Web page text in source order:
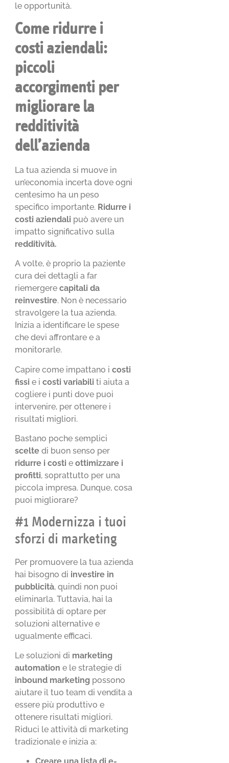
le opportunità.
Come ridurre i
costi aziendali:
piccoli
accorgimenti per
migliorare la
redditività
dell’azienda
La tua azienda si muove in
un’economia incerta dove ogni
centesimo ha un peso
specifico importante. Ridurre i
costi aziendali può avere un
impatto significativo sulla
redditività.
A volte, è proprio la paziente
cura dei dettagli a far
riemergerecapitali da
reinvestire. Non è necessario
stravolgere la tua azienda.
Inizia a identificare le spese
che devi affrontare e a
monitorarle.
Capire come impattano icosti
fissi e icosti variabili ti aiuta a
cogliere i punti dove puoi
intervenire, per ottenere i
risultati migliori.
Bastano poche semplici
sceltedi buon senso per
ridurre i costi eottimizzare i
profitti, soprattutto per una
piccola impresa. Dunque, cosa
puoi migliorare?
#1 Modernizza i tuoi
sforzi di marketing
Per promuovere la tua azienda
hai bisogno di investire in
pubblicità, quindi non puoi
eliminarla. Tuttavia, hai la
possibilità di optare per
soluzioni alternative e
ugualmente efficaci.
Le soluzioni di marketing
automation e le strategie di
inbound marketing possono
aiutare il tuo team di vendita a
essere più produttivo e
ottenere risultati migliori.
Riduci le attività di marketing
tradizionale e inizia a: